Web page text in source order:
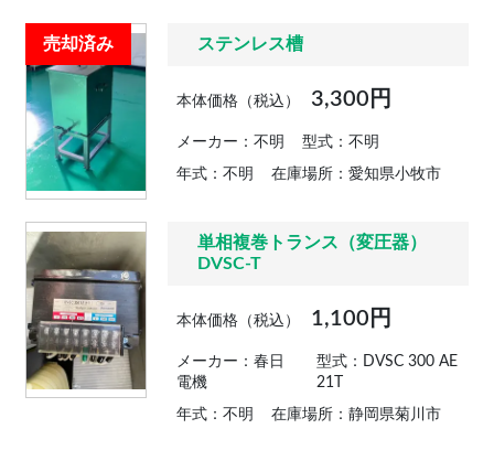
売却済み ステンレス槽
本体価格（税込） 3,300円
メーカー：不明 型式：不明
年式：不明 在庫場所：愛知県小牧市
単相複巻トランス（変圧器）
DVSC-T
本体価格（税込） 1,100円
メーカー：春日
電機
型式：DVSC 300 AE
21T
年式：不明 在庫場所：静岡県菊川市